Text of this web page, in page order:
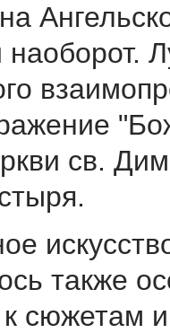
наоборот.
св.
также
сюжетам